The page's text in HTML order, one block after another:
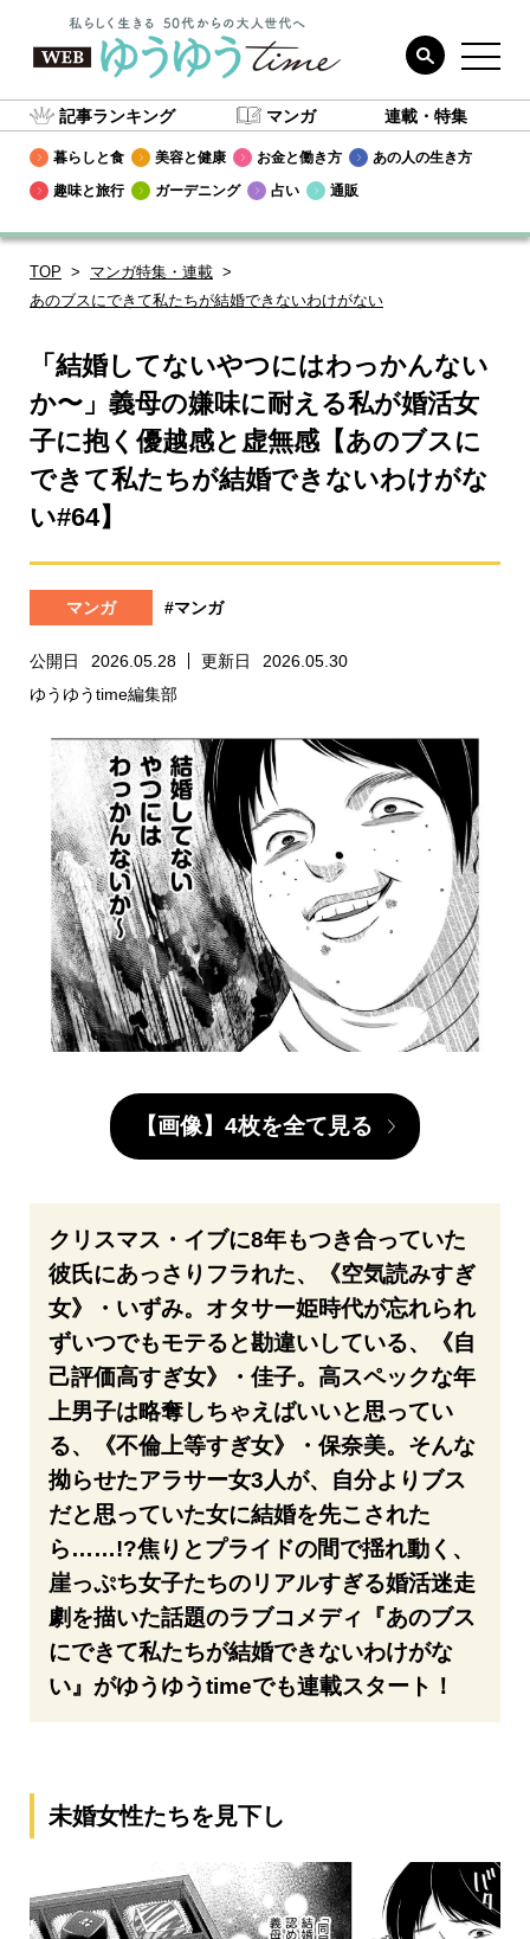
記事ランキング マンガ 連載・特集
暮らしと食 美容と健康 お金と働き方
あの人の生き方
趣味と旅行
ガーデニング 占い 通販
TOP
マンガ特集・連載
あのブスにできて私たちが結婚できないわけがない
「結婚してないやつにはわっかんない
か〜」義母の嫌味に耐える私が婚活女
子に抱く優越感と虚無感【あのブスに
できて私たちが結婚できないわけがな
い#64】
マンガ #マンガ
公開日 2026.05.28 更新日
2026.05.30
ゆうゆうtime編集部
【画像】4枚を全て見る
クリスマス・イブに8年もつき合っていた
彼氏にあっさりフラれた、《空気読みすぎ
女》・いずみ。オタサー姫時代が忘れられ
ずいつでもモテると勘違いしている、《自
己評価高すぎ女》・佳子。高スペックな年
上男子は略奪しちゃえばいいと思ってい
る、《不倫上等すぎ女》・保奈美。そんな
拗らせたアラサー女3人が、自分よりブス
だと思っていた女に結婚を先こされた
ら……!?焦りとプライドの間で揺れ動く、
崖っぷち女子たちのリアルすぎる婚活迷走
劇を描いた話題のラブコメディ『あのブス
にできて私たちが結婚できないわけがな
い』がゆうゆうtimeでも連載スタート！
未婚女性たちを見下し